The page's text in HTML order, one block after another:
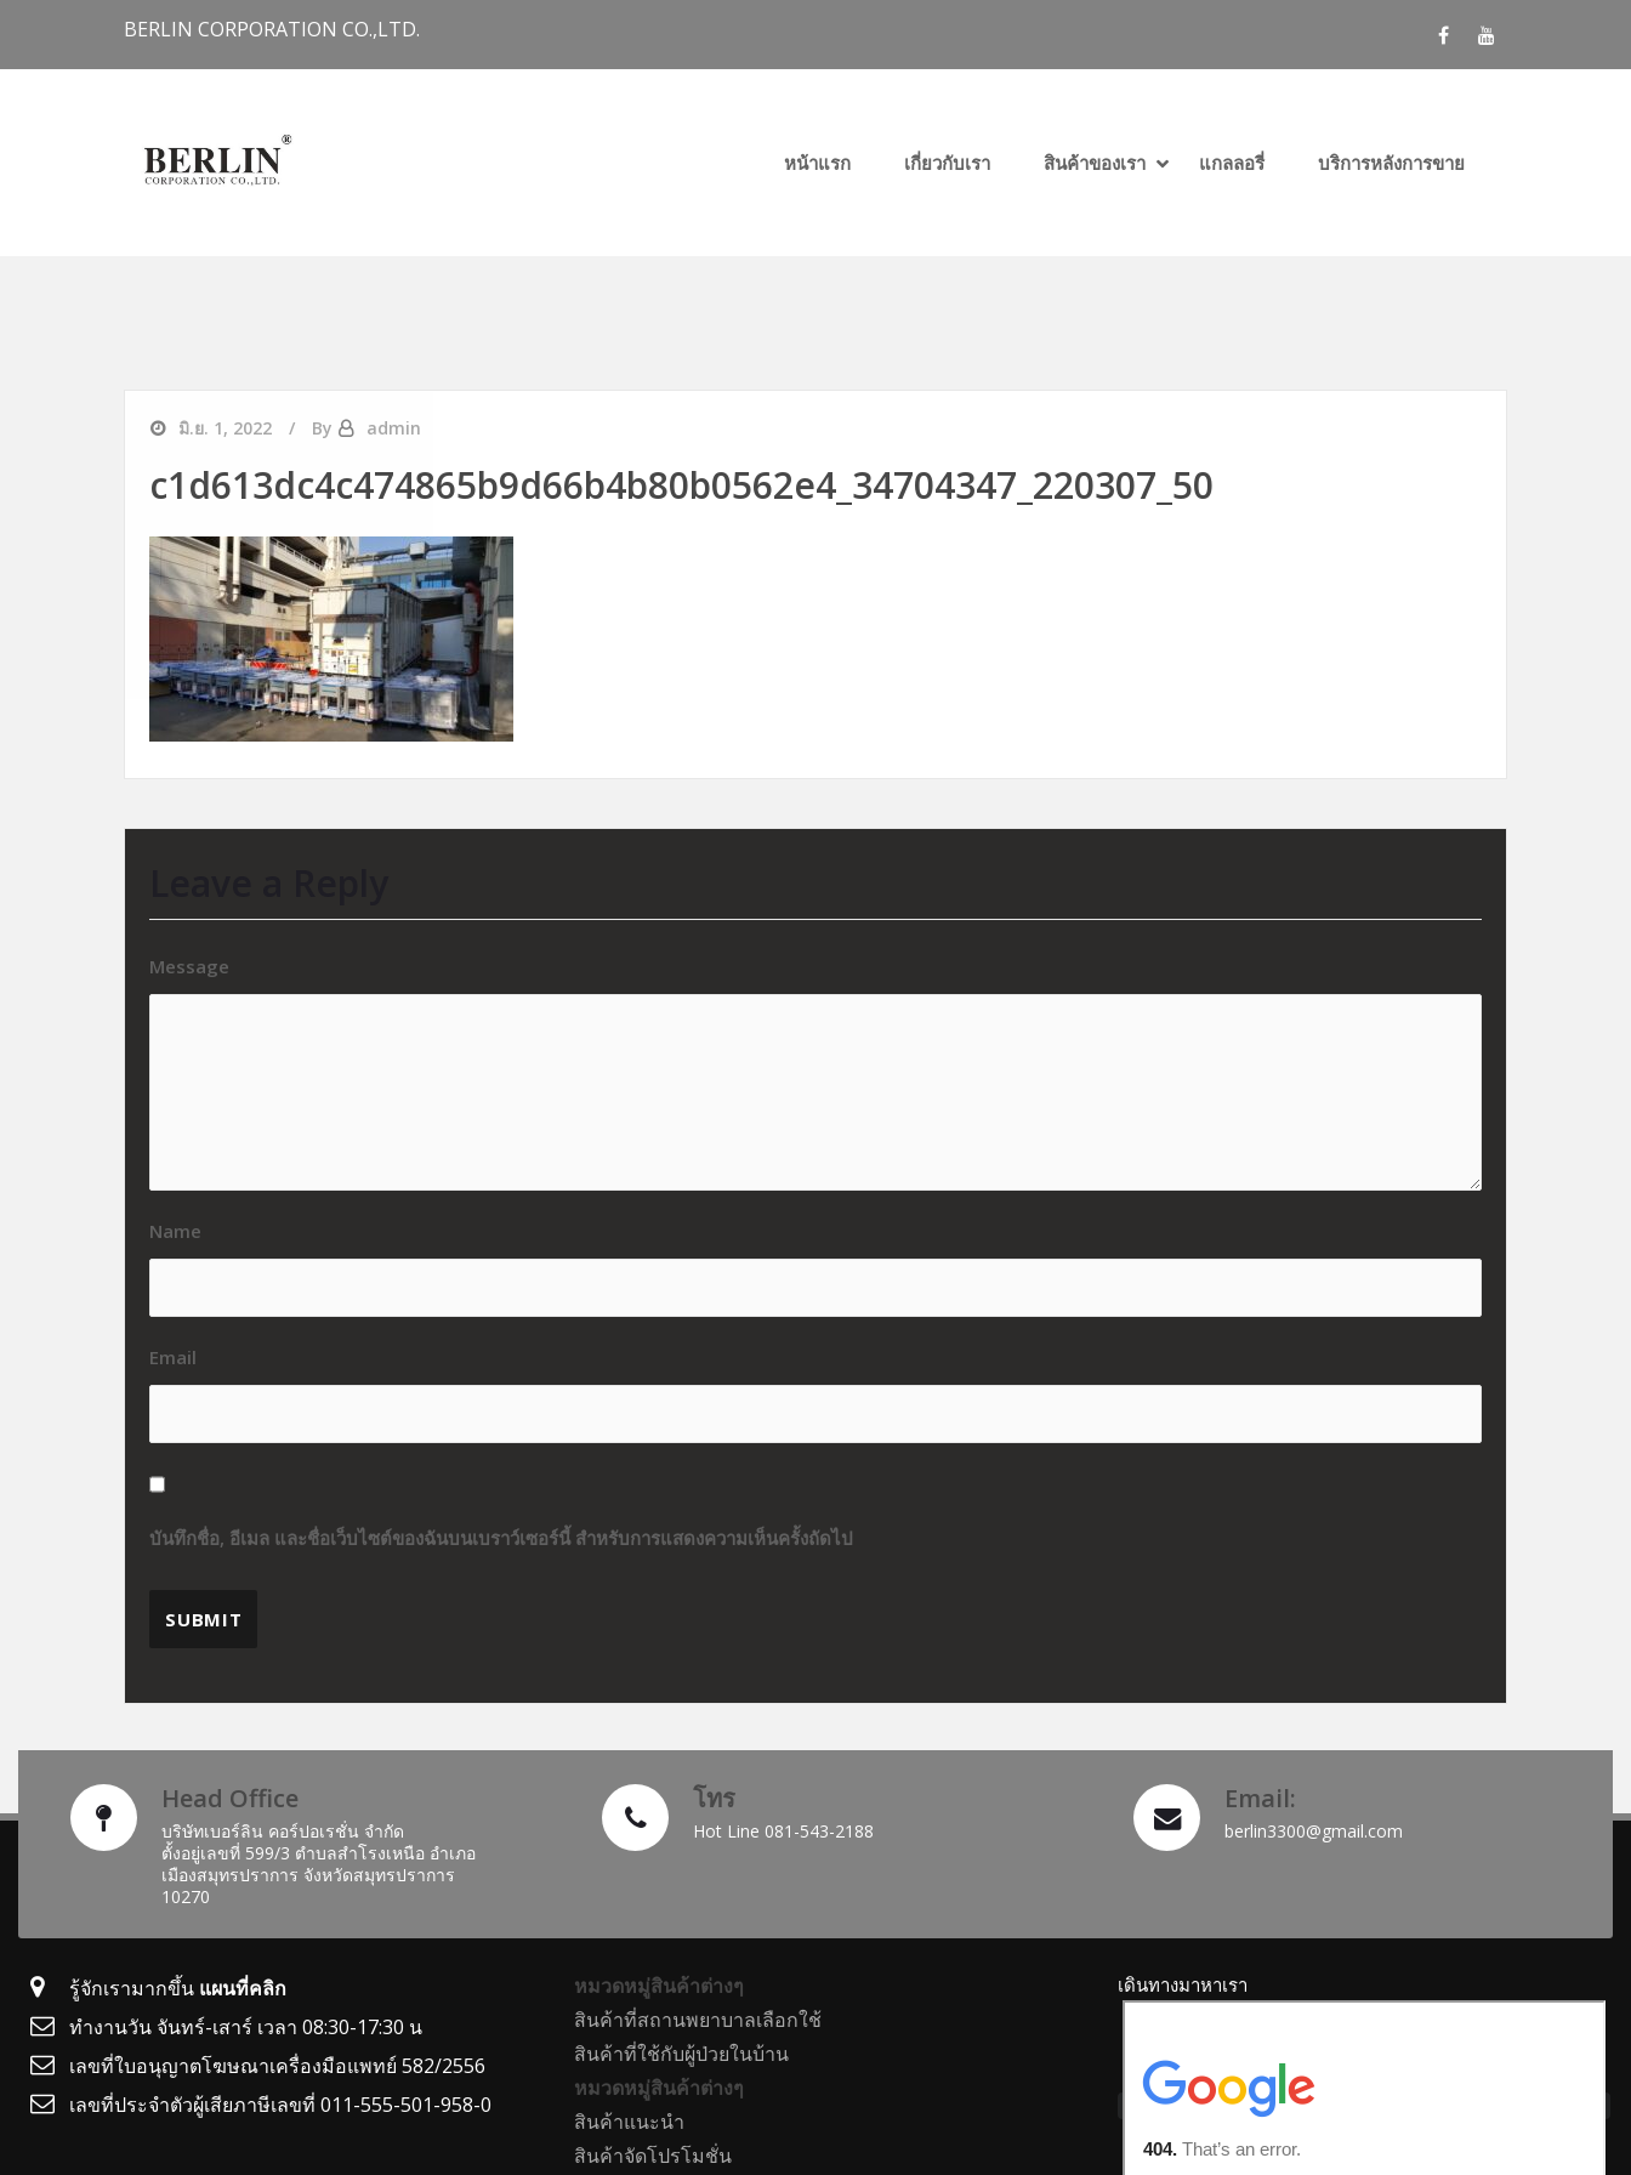
Skip to contentBERLIN CORPORATION CO.,LTD.
หน้าแรก เกี่ยวกับเรา สินค้าของเรา SHOW สินค้าของเรา SUBMENU
HIDE สินค้าของเรา SUBMENU
SHOW กลุ่มผู้ใช้ดูแลผู้ป่วยที่บ้าน SUBMENU
HIDE กลุ่มผู้ใช้ดูแลผู้ป่วยที่บ้าน SUBMENU
แกลลอรี่ บริการหลังการขาย
มิ.ย. 1, 2022 By admin
c1d613dc4c474865b9d66b4b80b0562e4_34704347_220307_50
Message
Name
Email
บันทึกชื่อ, อีเมล และชื่อเว็บไซต์ของฉันบนเบราว์เซอร์นี้ สำหรับการแสดงความเห็นครั้งถัดไป
Head Office
บริษัทเบอร์ลิน คอร์ปอเรชั่น จำกัด
ตั้งอยู่เลขที่ 599/3 ตำบลสำโรงเหนือ อำเภอ
เมืองสมุทรปราการ จังหวัดสมุทรปราการ
10270
โทร
Hot Line 081-543-2188
Email:
berlin3300@gmail.com
รู้จักเรามากขึ้น แผนที่คลิก
ทำงานวัน จันทร์-เสาร์ เวลา 08:30-17:30 น
เลขที่ใบอนุญาตโฆษณาเครื่องมือแพทย์ 582/2556
เลขที่ประจำตัวผู้เสียภาษีเลขที่ 011-555-501-958-0
หมวดหมู่สินค้าต่างๆ
สินค้าที่สถานพยาบาลเลือกใช้
สินค้าที่ใช้กับผู้ป่วยในบ้าน
หมวดหมู่สินค้าต่างๆ
สินค้าแนะนำ
สินค้าจัดโปรโมชั่น
เดินทางมาหาเรา